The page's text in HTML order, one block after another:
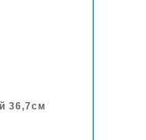
36,7см